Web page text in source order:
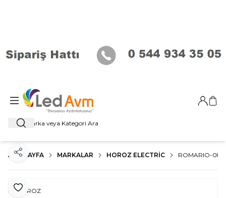
Ara
Giriş
ANA SAYFA MARKALAR HOROZ ELECTRIC ROMARIO-
Favoriye Ekle
Paylaş
HOROZ